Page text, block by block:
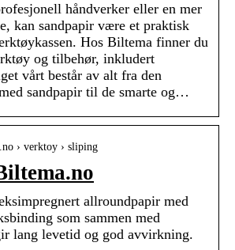
håndverker eller en mer
kan sandpapir være et praktisk
Hos Biltema finner du
og tilbehør, inkludert
vårt består av alt fra den
sandpapir til de smarte og…
› verktoy › sliping
allroundpapir med
som sammen med
lang levetid og god avvirkning.